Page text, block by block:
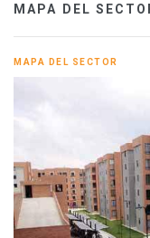
MAPA DEL
MAPA DEL SECTOR